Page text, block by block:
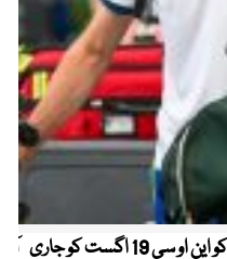
کیریبین پریمیئر لیگ ، قومی کرکٹرز کو این او سی 19 اگست کو جاری